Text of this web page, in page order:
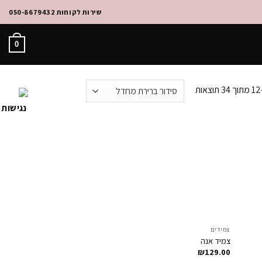
שירות לקוחות 050-8679432
0
צמידים
צמיד אנה
₪129.00